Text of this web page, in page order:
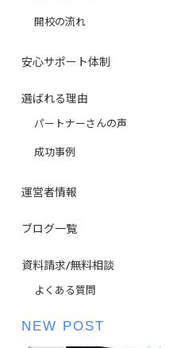
開校の流れ
安心サポート体制
選ばれる理由
パートナーさんの声
成功事例
運営者情報
ブログ一覧
資料請求/無料相談
よくある質問
NEW POST